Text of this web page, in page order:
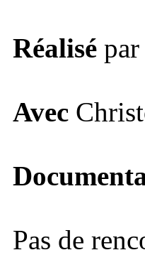
Réalisépar
Avec
Pas de